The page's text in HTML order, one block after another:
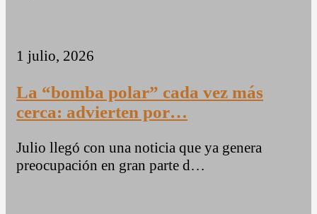
1 julio, 2026
La “bomba polar” cada vez más
cerca: advierten por…
Julio llegó con una noticia que ya genera
preocupación en gran parte d…